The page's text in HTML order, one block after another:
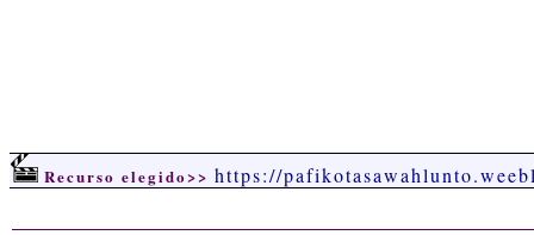
Recurso elegido>> https://